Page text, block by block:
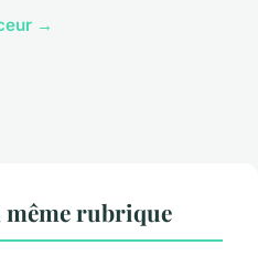
→
rubrique